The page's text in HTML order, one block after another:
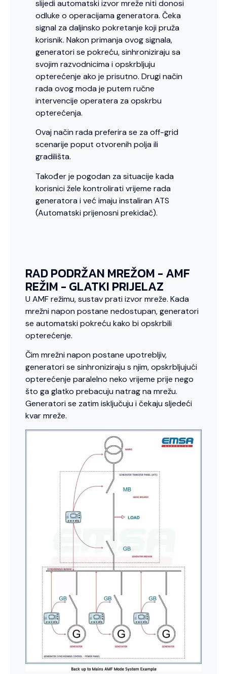
slijedi automatski izvor mreže niti donosi
odluke o operacijama generatora. Čeka
signal za daljinsko pokretanje koji pruža
korisnik. Nakon primanja ovog signala,
generatori se pokreću, sinhroniziraju sa
svojim razvodnicima i opskrbljuju
opterećenje ako je prisutno. Drugi način
rada ovog moda je putem ručne
intervencije operatera za opskrbu
opterećenja.
Ovaj način rada preferira se za off-grid
scenarije poput otvorenih polja ili
gradilišta.
Također je pogodan za situacije kada
korisnici žele kontrolirati vrijeme rada
generatora i već imaju instaliran ATS
(Automatski prijenosni prekidač).
RAD PODRŽAN MREŽOM - AMF
REŽIM - GLATKI PRIJELAZ
U AMF režimu, sustav prati izvor mreže. Kada
mrežni napon postane nedostupan, generatori
se automatski pokreću kako bi opskrbili
opterećenje.
Čim mrežni napon postane upotrebljiv,
generatori se sinhroniziraju s njim, opskrbljujući
opterećenje paralelno neko vrijeme prije nego
što ga glatko prebacuju natrag na mrežu.
Generatori se zatim isključuju i čekaju sljedeći
kvar mreže.